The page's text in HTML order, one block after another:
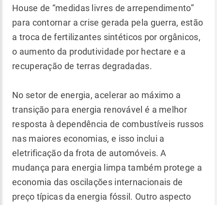
House de “medidas livres de arrependimento”
para contornar a crise gerada pela guerra, estão
a troca de fertilizantes sintéticos por orgânicos,
o aumento da produtividade por hectare e a
recuperação de terras degradadas.
No setor de energia, acelerar ao máximo a
transição para energia renovável é a melhor
resposta à dependência de combustíveis russos
nas maiores economias, e isso inclui a
eletrificação da frota de automóveis. A
mudança para energia limpa também protege a
economia das oscilações internacionais de
preço típicas da energia fóssil. Outro aspecto